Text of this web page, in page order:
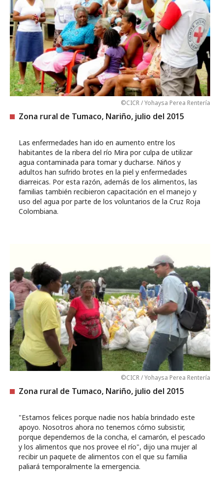
©CICR / Yohaysa Perea Rentería
Zona rural de Tumaco, Nariño, julio del 2015
Las enfermedades han ido en aumento entre los
habitantes de la ribera del río Mira por culpa de utilizar
agua contaminada para tomar y ducharse. Niños y
adultos han sufrido brotes en la piel y enfermedades
diarreicas. Por esta razón, además de los alimentos, las
familias también recibieron capacitación en el manejo y
uso del agua por parte de los voluntarios de la Cruz Roja
Colombiana.
©CICR / Yohaysa Perea Rentería
Zona rural de Tumaco, Nariño, julio del 2015
"Estamos felices porque nadie nos había brindado este
apoyo. Nosotros ahora no tenemos cómo subsistir,
porque dependemos de la concha, el camarón, el pescado
y los alimentos que nos provee el río", dijo una mujer al
recibir un paquete de alimentos con el que su familia
paliará temporalmente la emergencia.